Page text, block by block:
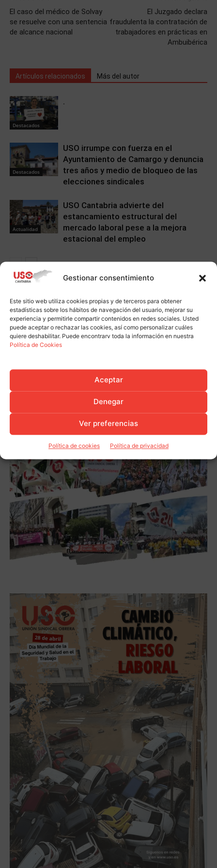
Gestionar consentimiento
Este sitio web utiliza cookies propias y de terceros para obtener
estadísticas sobre los hábitos de navegación del usuario, mejorar su
experiencia y permitirle compartir contenidos en redes sociales. Usted
puede aceptar o rechazar las cookies, así como personalizar cuáles
quiere deshabilitar. Puede encontrarv toda la información en nuestra
Política de Cookies
Aceptar
Denegar
Ver preferencias
Política de cookies Política de privacidad
El caso del médico de Solvay
se resuelve con una sentencia
de alcance nacional
El Juzgado declara
fraudulenta la contratación de
trabajadores en prácticas en
Ambuibérica
Artículos relacionados Más del autor
Destacados
.
Destacados
USO irrumpe con fuerza en el
Ayuntamiento de Camargo y denuncia
tres años y medio de bloqueo de las
elecciones sindicales
Actualidad
USO Cantabria advierte del
estancamiento estructural del
mercado laboral pese a la mejora
estacional del empleo